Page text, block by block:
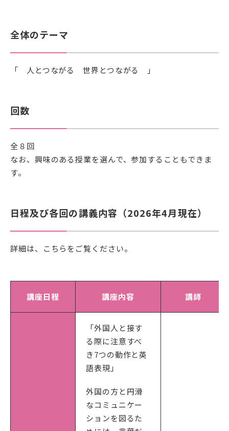
武蔵野学院大学
武蔵野短期大学
全体のテーマ
「 人とつながる 世界とつながる 」
回数
全８回
なお、興味のある授業を選んで、参加することもできま
す。
日程及び各回の講義内容（2026年4月現在）
詳細は、こちらをご覧ください。
講座日程 講座内容 講師
「外国人と接す
る際に注意すべ
き7つの動作と英
語表現」
外国の方と円滑
なコミュニケー
ションを図るた